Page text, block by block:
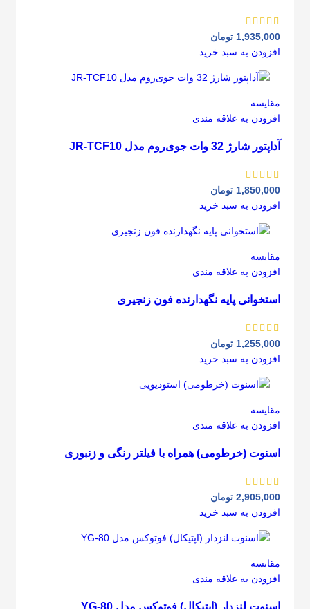
1,935,000 تومان
افزودن به سبد خرید
مقايسه
افزودن به علاقه مندی
آداپتور شارژ 32 وات جوی‌روم مدل JR-TCF10
1,850,000 تومان
افزودن به سبد خرید
مقايسه
افزودن به علاقه مندی
استخوانی پایه نگهدارنده فون زنجیری
1,255,000 تومان
افزودن به سبد خرید
مقايسه
افزودن به علاقه مندی
اسنوت (خرطومی) همراه با فیلتر رنگی و زنبوری
2,905,000 تومان
افزودن به سبد خرید
مقايسه
افزودن به علاقه مندی
اسنوت لنزدار (اپتیکال) فوتوکس مدل YG-80